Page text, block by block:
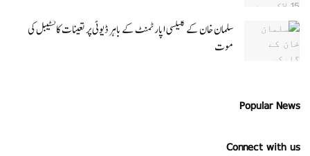
سلمان خان کے گلیکسی اپارٹمنٹ کے باہر ڈیوٹی پر تعینات کانسٹیبل کی
موت
Popular News
Connect with us